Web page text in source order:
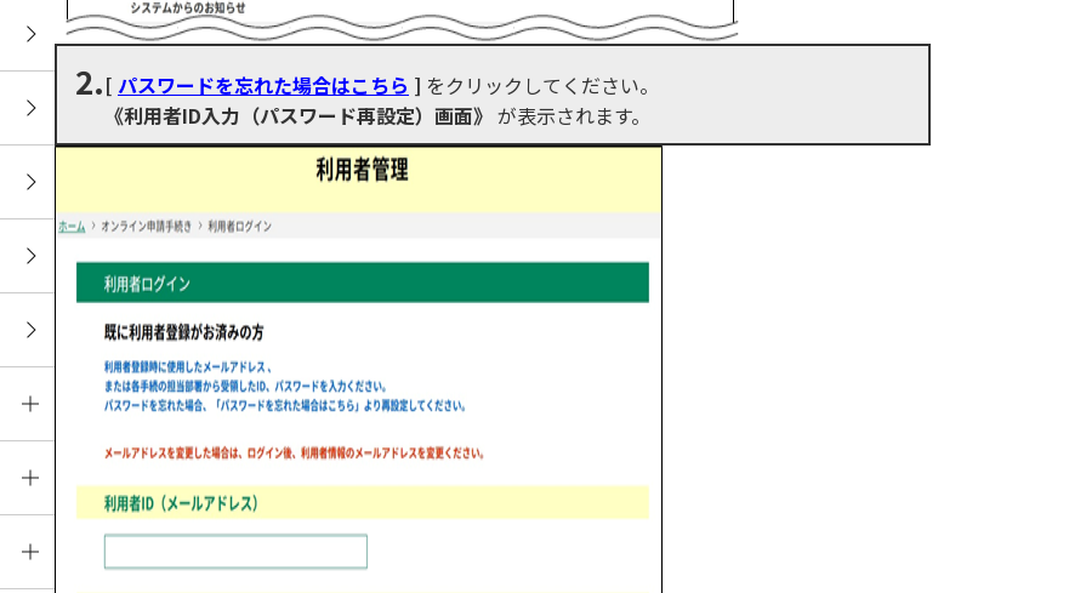
2.[ パスワードを忘れた場合はこちら ] をクリックしてください。
《利用者ID入力（パスワード再設定）画面》 が表示されます。